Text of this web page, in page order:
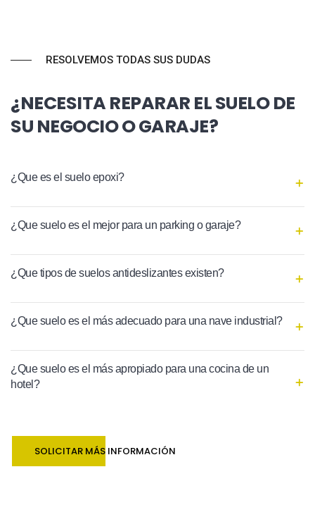
RESOLVEMOS TODAS SUS DUDAS
¿NECESITA REPARAR EL SUELO DE
SU NEGOCIO O GARAJE?
¿Que es el suelo epoxi?
¿Que suelo es el mejor para un parking o garaje?
¿Que tipos de suelos antideslizantes existen?
¿Que suelo es el más adecuado para una nave industrial?
¿Que suelo es el más apropiado para una cocina de un
hotel?
SOLICITAR MÁS INFORMACIÓN